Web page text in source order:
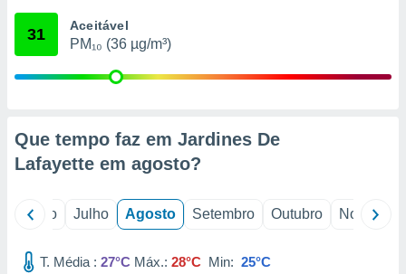
através
31 Aceitável
PM₁₀ (36 µg/m³)
Que tempo faz em Jardines De
Lafayette em agosto?
Junho Julho Agosto Setembro Outubro Novembro
T. Média : 27°C Máx.: 28°C Min: 25°C